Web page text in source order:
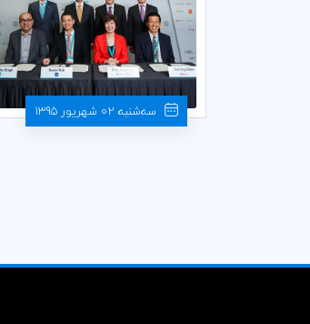
سه‌شنبه 02 شهریور 1395